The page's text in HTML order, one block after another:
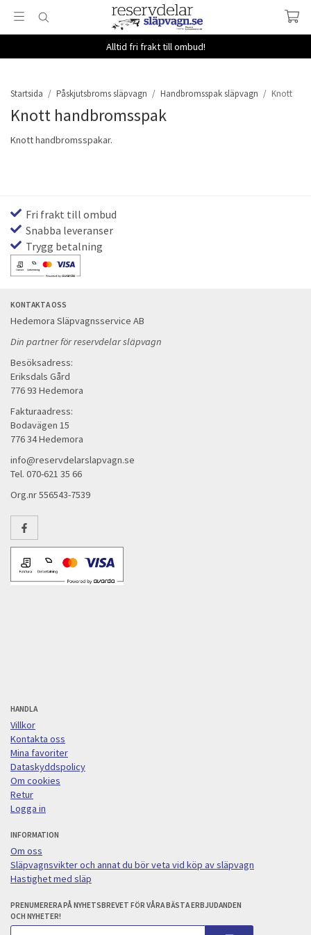
Alltid fri frakt till ombud!
Startsida / Påskjutsbroms släpvagn / Handbromsspak släpvagn / Knott
Knott handbromsspak
Knott handbromsspakar.
Fri frakt till ombud
Snabba leveranser
Trygg betalning
KONTAKTA OSS
Hedemora Släpvagnsservice AB
Din partner för reservdelar släpvagn
Besöksadress:
Eriksdals Gård
776 93 Hedemora
Fakturaadress:
Bodavägen 15
776 34 Hedemora
info@reservdelarslapvagn.se
Tel. 070-621 35 66
Org.nr 556543-7539
HANDLA
Villkor
Kontakta oss
Mina favoriter
Dataskyddspolicy
Om cookies
Retur
Logga in
INFORMATION
Om oss
Släpvagnsvikter och annat du bör veta vid köp av släpvagn
Hastighet med släp
PRENUMERERA PÅ NYHETSBREVET FÖR VÅRA BÄSTA ERBJUDANDEN
OCH NYHETER!